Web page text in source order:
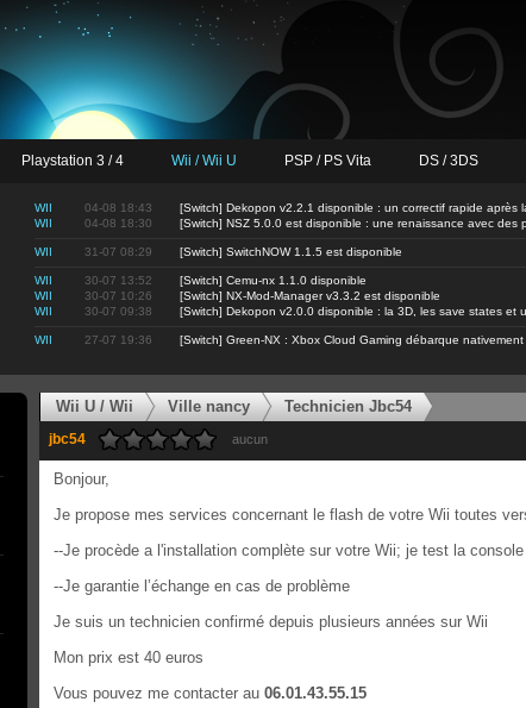
Playstation 3 / 4 Wii / Wii U PSP / PS Vita DS / 3DS
WII 04-08 18:43
[Switch] Dekopon v2.2.1 disponible : un correctif rapide après
WII
04-08 18:30 [Switch] NSZ 5.0.0 est disponible : une renaissance avec des
WII 31-07 08:29 [Switch] SwitchNOW 1.1.5 est disponible
WII 30-07 13:52
[Switch] Cemu-nx 1.1.0 disponible
WII
30-07 10:26
[Switch] NX-Mod-Manager v3.3.2 est disponible
WII
30-07 09:38 [Switch] Dekopon v2.0.0 disponible : la 3D, les save states et
WII 27-07 19:36 [Switch] Green-NX : Xbox Cloud Gaming débarque nativement
Wii U / Wii Ville nancy Technicien Jbc54
jbc54 aucun
Bonjour,
Je propose mes services concernant le flash de votre Wii toutes
--Je procède a l'installation complète sur votre Wii; je test la
--Je garantie l’échange en cas de problème
Je suis un technicien confirmé depuis plusieurs années sur Wii
Mon prix est 40 euros
Vous pouvez me contacter au 06.01.43.55.15